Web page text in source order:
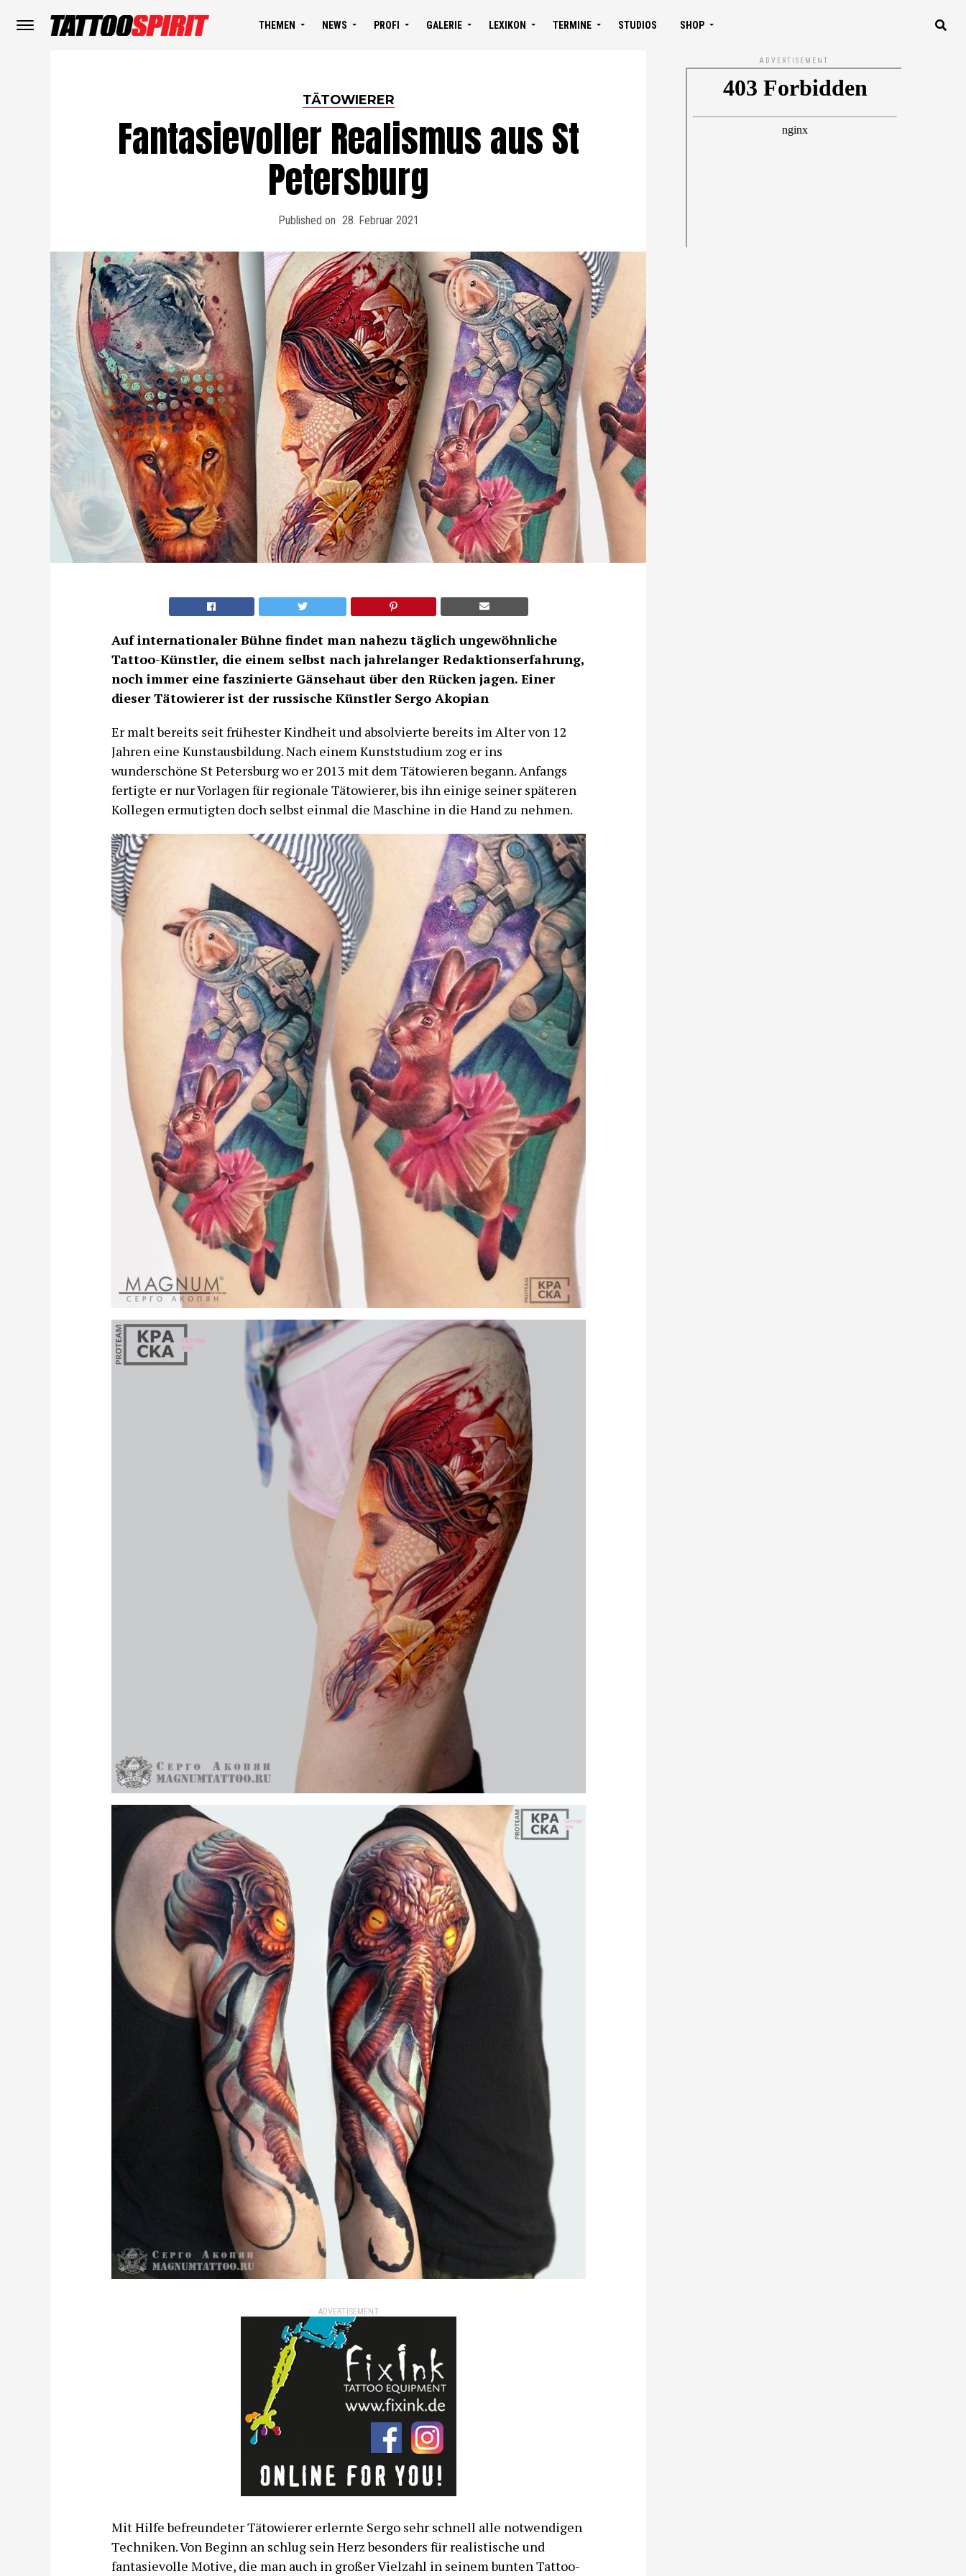
THEMEN NEWS PROFI GALERIE LEXIKON TERMINE STUDIOS SHOP
TÄTOWIERER
Fantasievoller Realismus aus St
Petersburg
Published on 28. Februar 2021
Auf internationaler Bühne findet man nahezu täglich ungewöhnliche
Tattoo-Künstler, die einem selbst nach jahrelanger Redaktionserfahrung,
noch immer eine faszinierte Gänsehaut über den Rücken jagen. Einer
dieser Tätowierer ist der russische Künstler Sergo Akopian
Er malt bereits seit frühester Kindheit und absolvierte bereits im Alter von 12
Jahren eine Kunstausbildung. Nach einem Kunststudium zog er ins
wunderschöne St Petersburg wo er 2013 mit dem Tätowieren begann. Anfangs
fertigte er nur Vorlagen für regionale Tätowierer, bis ihn einige seiner späteren
Kollegen ermutigten doch selbst einmal die Maschine in die Hand zu nehmen.
ADVERTISEMENT
Mit Hilfe befreundeter Tätowierer erlernte Sergo sehr schnell alle notwendigen
Techniken. Von Beginn an schlug sein Herz besonders für realistische und
fantasievolle Motive, die man auch in großer Vielzahl in seinem bunten Tattoo-
ADVERTISEMENT